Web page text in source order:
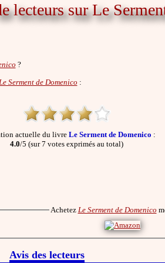
lecteurs sur Le
?
Le Serment de Domenico :
actuelle du livreLe Serment de Domenico :
4.0/5 (sur 7 votes exprimés au total)
Achetez Le Serment de Domenico
Avis des lecteurs